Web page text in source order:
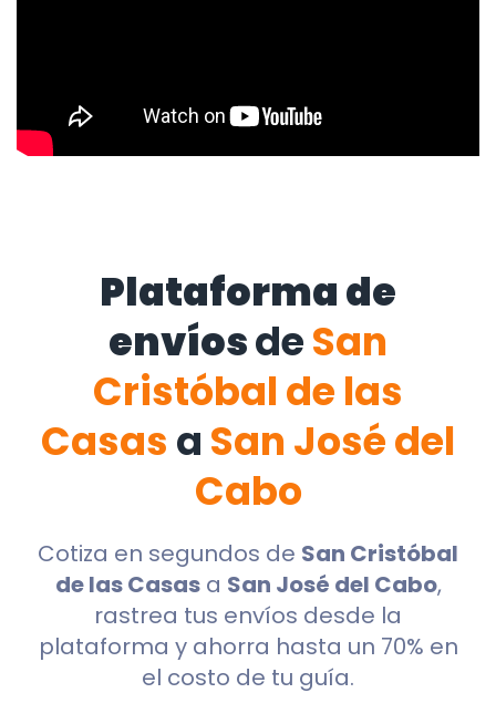
Plataforma de
envíosdeSan
Cristóbal de las
Casas a San José del
Cabo
Cotiza en segundos de San Cristóbal
de las Casasa San José del Cabo,
rastrea tus envíos desde la
plataforma y ahorra hasta un 70% en
el costo de tu guía.